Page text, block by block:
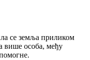
се земља приликом
више особа, међу